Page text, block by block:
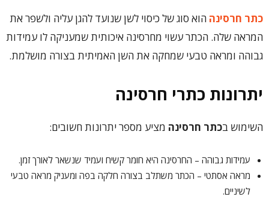
כתר חרסינה הוא סוג של כיסוי לשן שנועד להגן עליה ולשפר את
המראה שלה. הכתר עשוי מחרסינה איכותית שמעניקה לו עמידות
גבוהה ומראה טבעי שמחקה את השן האמיתית בצורה מושלמת.
יתרונות כתרי חרסינה
השימוש בכתר חרסינה מציע מספר יתרונות חשובים:
עמידות גבוהה – החרסינה היא חומר קשיח ועמיד שנשאר לאורך זמן.
מראה אסתטי – הכתר משתלב בצורה חלקה בפה ומעניק מראה טבעי
לשיניים.